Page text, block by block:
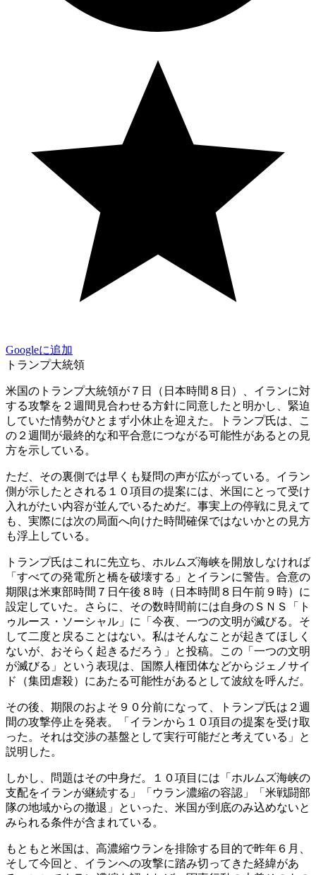
Googleに追加
トランプ大統領
米国のトランプ大統領が７日（日本時間８日）、イランに対
する攻撃を２週間見合わせる方針に同意したと明かし、緊迫
していた情勢がひとまず小休止を迎えた。トランプ氏は、こ
の２週間が最終的な和平合意につながる可能性があるとの見
方を示している。
ただ、その裏側では早くも疑問の声が広がっている。イラン
側が示したとされる１０項目の提案には、米国にとって受け
入れがたい内容が並んでいるためだ。事実上の停戦に見えて
も、実際には次の局面へ向けた時間確保ではないかとの見方
も浮上している。
トランプ氏はこれに先立ち、ホルムズ海峡を開放しなければ
「すべての発電所と橋を破壊する」とイランに警告。合意の
期限は米東部時間７日午後８時（日本時間８日午前９時）に
設定していた。さらに、その数時間前には自身のＳＮＳ「ト
ゥルース・ソーシャル」に「今夜、一つの文明が滅びる。そ
して二度と戻ることはない。私はそんなことが起きてほしく
ないが、おそらく起きるだろう」と投稿。この「一つの文明
が滅びる」という表現は、国際人権団体などからジェノサイ
ド（集団虐殺）にあたる可能性があるとして波紋を呼んだ。
その後、期限のおよそ９０分前になって、トランプ氏は２週
間の攻撃停止を発表。「イランから１０項目の提案を受け取
った。それは交渉の基盤として実行可能だと考えている」と
説明した。
しかし、問題はその中身だ。１０項目には「ホルムズ海峡の
支配をイランが継続する」「ウラン濃縮の容認」「米戦闘部
隊の地域からの撤退」といった、米国が到底のみ込めないと
みられる条件が含まれている。
もともと米国は、高濃縮ウランを排除する目的で昨年６月、
そして今回と、イランへの攻撃に踏み切ってきた経緯があ